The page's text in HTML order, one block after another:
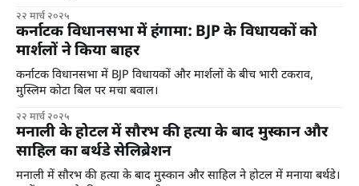
२२ मार्च २०२५
कर्नाटक विधानसभा में हंगामा: BJP के विधायकों को
मार्शलों ने किया बाहर
कर्नाटक विधानसभा में BJP विधायकों और मार्शलों के बीच भारी टकराव,
मुस्लिम कोटा बिल पर मचा बवाल।
२२ मार्च २०२५
मनाली के होटल में सौरभ की हत्या के बाद मुस्कान और
साहिल का बर्थडे सेलिब्रेशन
मनाली में सौरभ की हत्या के बाद मुस्कान और साहिल ने होटल में मनाया बर्थडे।